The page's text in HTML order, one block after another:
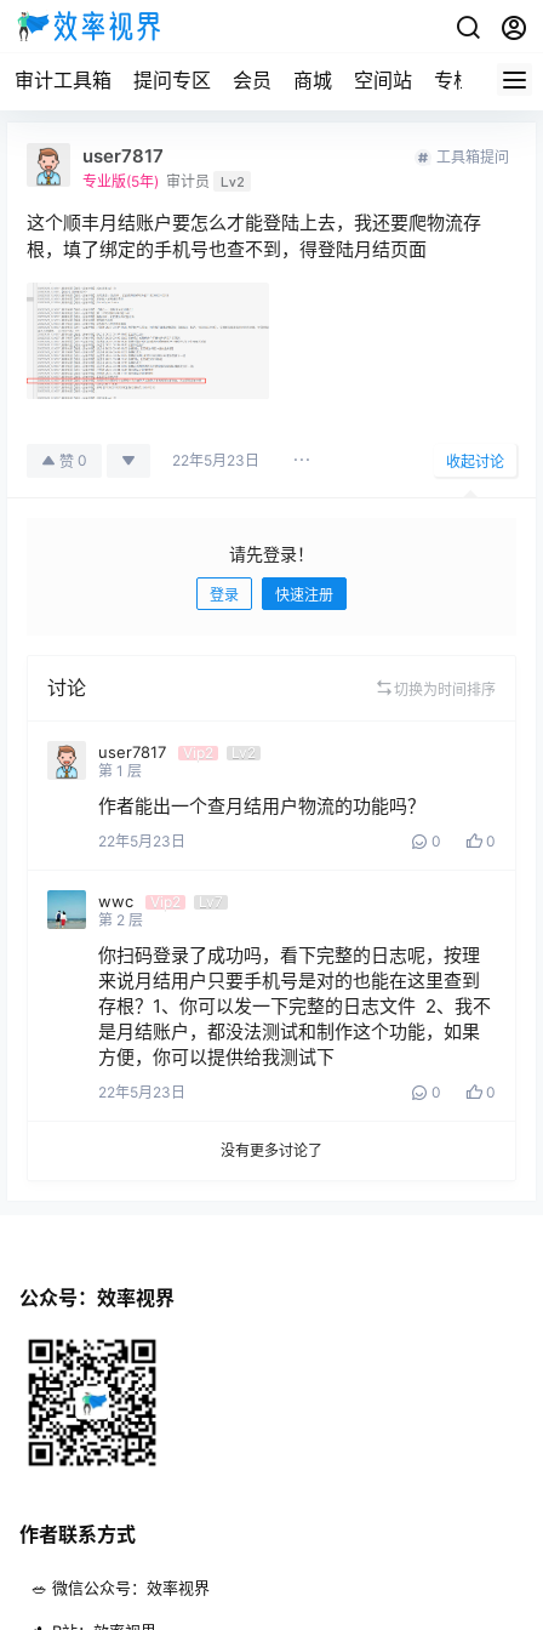
审计工具箱 提问专区 会员 商城 空间站 专栏
user7817
专业版(5年) 审计员 Lv2
工具箱提问
这个顺丰月结账户要怎么才能登陆上去，我还要爬物流存
根，填了绑定的手机号也查不到，得登陆月结页面
赞 0 22年5月23日 收起讨论
请先登录！
登录 快速注册
讨论 切换为时间排序
user7817 Vip2
Lv2
第 1 层
作者能出一个查月结用户物流的功能吗？
22年5月23日 0 0
wwc Vip2
Lv7
第 2 层
你扫码登录了成功吗，看下完整的日志呢，按理
来说月结用户只要手机号是对的也能在这里查到
存根？1、你可以发一下完整的日志文件  2、我不
是月结账户，都没法测试和制作这个功能，如果
方便，你可以提供给我测试下
22年5月23日 0 0
没有更多讨论了
公众号：效率视界
作者联系方式
🥗 微信公众号：效率视界